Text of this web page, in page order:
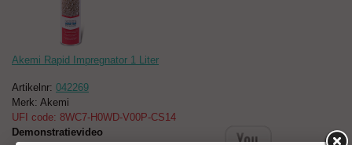
Akemi Rapid Impregnator 1 Liter
Artikelnr: 042269
Merk: Akemi
UFI code: 8WC7-H0WD-V00P-CS14
Demonstratievideo